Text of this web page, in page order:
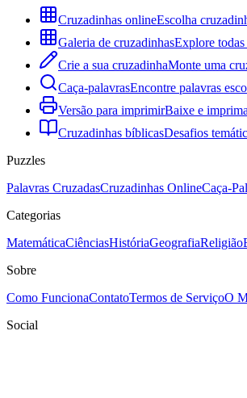
Cruzadinhas onlineEscolha
Galeria de cruzadinhasExplore todas
Crie a sua cruzadinhaMonte uma
Caça-palavrasEncontre palavras
Versão para imprimirBaixe e
Cruzadinhas bíblicasDesafios
Puzzles
Palavras CruzadasCruzadinhas OnlineCaça-
Categorias
MatemáticaCiênciasHistóriaGeografiaReligião
Sobre
Como FuncionaContatoTermos de ServiçoO
Social